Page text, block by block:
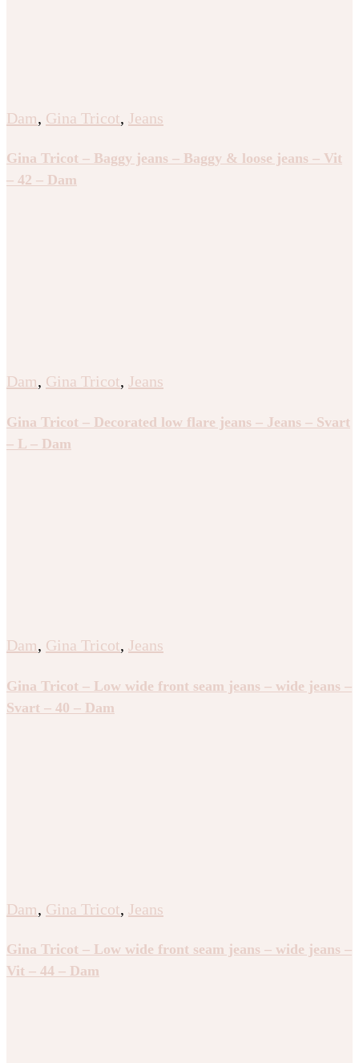
Dam, Gina Tricot, Jeans
Gina Tricot – Baggy jeans – Baggy & loose jeans – Vit
– 42 – Dam
Dam, Gina Tricot, Jeans
Gina Tricot – Decorated low flare jeans – Jeans – Svart
– L – Dam
Dam, Gina Tricot, Jeans
Gina Tricot – Low wide front seam jeans – wide jeans –
Svart – 40 – Dam
Dam, Gina Tricot, Jeans
Gina Tricot – Low wide front seam jeans – wide jeans –
Vit – 44 – Dam